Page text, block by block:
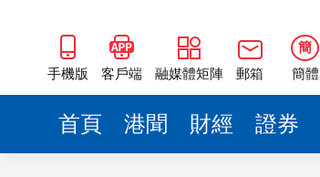
手機版 客戶端 融媒體矩陣 郵箱
簡
簡體
首頁 港聞 財經 證券